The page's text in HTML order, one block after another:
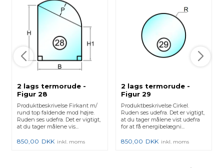
2 lags termorude -
Figur 28
Produktbeskrivelse Firkant m/
rund top faldende mod højre.
Ruden ses udefra. Det er vigtigt,
at du tager målene vis...
850,00 DKK inkl. moms
2 lags termorude -
Figur 29
Produktbeskrivelse Cirkel.
Ruden ses udefra. Det er vigtigt,
at du tager målene vist udefra
for at få energibelægni...
850,00 DKK inkl. moms